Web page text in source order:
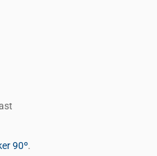
90º.